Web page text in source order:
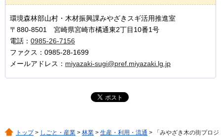
環境森林部山村・木材振興課みやざきスギ活用推進室
〒880-8501 宮崎県宮崎市橘通東2丁目10番1号
電話： 0985-26-7156
ファクス：0985-28-1699
メールアドレス： miyazaki-sugi@pref.miyazaki.lg.jp
トップ> しごと・産業 > 林業 > 生産・利用・流通 > 「みやざき木の街プロジ